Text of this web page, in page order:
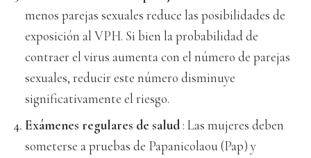
menos parejas sexuales reduce las posibilidades de
exposición al VPH. Si bien la probabilidad de
contraer el virus aumenta con el número de parejas
sexuales, reducir este número disminuye
significativamente el riesgo.
Exámenes regulares de salud: Las mujeres deben
someterse a pruebas de Papanicolaou (Pap) y